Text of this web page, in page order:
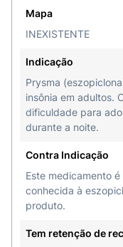
Mapa
INEXISTENTE
Indicação
Prysma
insônia em adultos.
dificuldade para
durante a noite.
Contra Indicação
Este medicamento
conhecida à
produto.
Tem retenção de